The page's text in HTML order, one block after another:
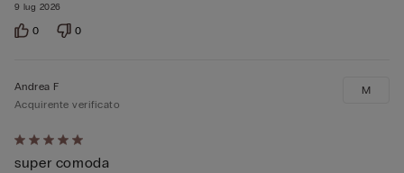
9 lug 2026
0 0
Valutato
5
Andrea F
Acquirente verificato
super comoda
M